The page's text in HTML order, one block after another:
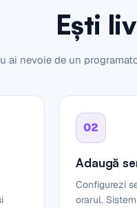
Ești
ai nevoie de un
02
Adaugă
Configurezi
orarul.